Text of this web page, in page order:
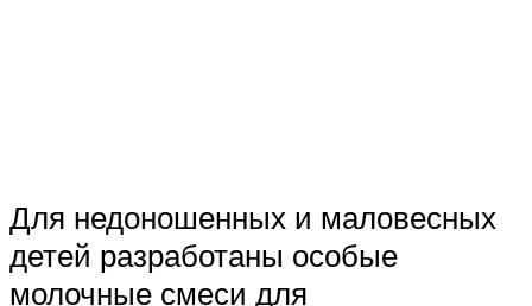
Для недоношенных и маловесных
детей разработаны особые
молочные смеси для